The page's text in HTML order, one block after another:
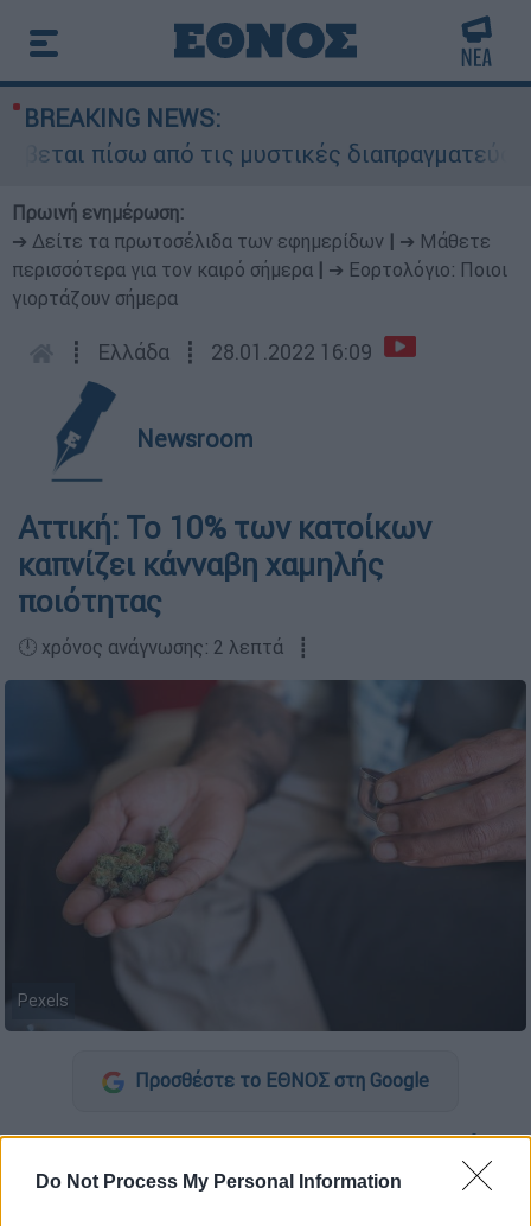
Do Not Process My Personal Information
BREAKING NEWS:
πίσω από τις μυστικές διαπραγματεύσεις
Πρωινή ενημέρωση:
➔ Δείτε τα πρωτοσέλιδα των εφημερίδων
➔ Μάθετε
περισσότερα για τον καιρό σήμερα
➔ Εορτολόγιο: Ποιοι
γιορτάζουν σήμερα
┋ Ελλάδα ┋ 28.01.2022 16:09
Newsroom
Αττική: To 10% των κατοίκων
καπνίζει κάνναβη χαμηλής
ποιότητας
🕛 χρόνος ανάγνωσης: 2 λεπτά ┋
Pexels
Προσθέστε το ΕΘΝΟΣ στη Google
Σχεδόν το 10% του πληθυσμού τηςΑττικής
καπνίζεικάνναβη, που μάλιστα είναι